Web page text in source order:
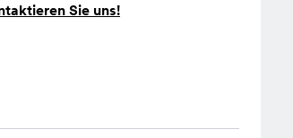
Sie uns!